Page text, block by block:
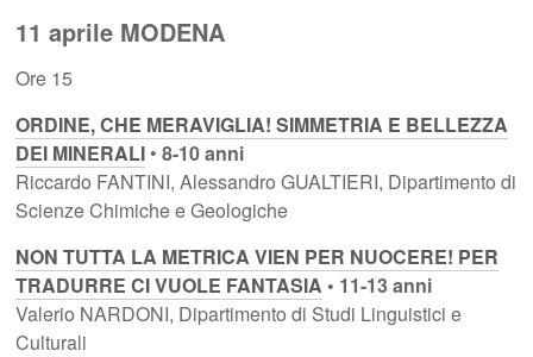
11 aprile MODENA
Ore 15
ORDINE, CHE MERAVIGLIA! SIMMETRIA E BELLEZZA
DEI MINERALI •8-10 anni
Riccardo FANTINI, Alessandro GUALTIERI, Dipartimento di
Scienze Chimiche e Geologiche
NON TUTTA LA METRICA VIEN PER NUOCERE! PER
TRADURRE CI VUOLE FANTASIA • 11-13 anni
Valerio NARDONI, Dipartimento di Studi Linguistici e
Culturali